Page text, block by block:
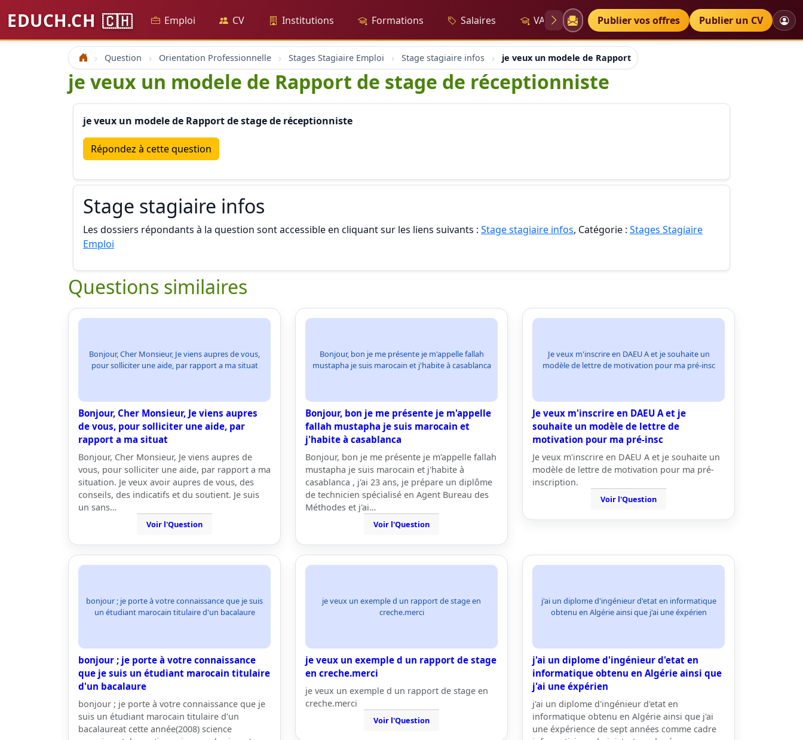
EDUCH.CH 🇨🇭 Emploi CV Institutions Formations Salaires VAE Diplômes Petites annonces
Publier vos offres Publier un CV
Accueil Question Orientation Professionnelle Stages Stagiaire Emploi Stage stagiaire infos je veux un modele de Rapport de stage de réceptionniste
je veux un modele de Rapport de stage de réceptionniste
je veux un modele de Rapport de stage de réceptionniste
Répondez à cette question
Stage stagiaire infos
Les dossiers répondants à la question sont accessible en cliquant sur les liens suivants : Stage stagiaire infos, Catégorie : Stages Stagiaire
Emploi
Questions similaires
Bonjour, Cher Monsieur, Je viens aupres de vous,
pour solliciter une aide, par rapport a ma situat
Bonjour, Cher Monsieur, Je viens aupres
de vous, pour solliciter une aide, par
rapport a ma situat
Bonjour, Cher Monsieur, Je viens aupres de
vous, pour solliciter une aide, par rapport a ma
situation. Je veux avoir aupres de vous, des
conseils, des indicatifs et du soutient. Je suis
un sans…
Voir l'Question
Bonjour, bon je me présente je m'appelle fallah
mustapha je suis marocain et j'habite à casablanca
Bonjour, bon je me présente je m'appelle
fallah mustapha je suis marocain et
j'habite à casablanca
Bonjour, bon je me présente je m'appelle fallah
mustapha je suis marocain et j'habite à
casablanca , j'ai 23 ans, je prépare un diplôme
de technicien spécialisé en Agent Bureau des
Méthodes et j'ai…
Voir l'Question
Je veux m'inscrire en DAEU A et je souhaite un
modèle de lettre de motivation pour ma pré-insc
Je veux m'inscrire en DAEU A et je
souhaite un modèle de lettre de
motivation pour ma pré-insc
Je veux m'inscrire en DAEU A et je souhaite un
modèle de lettre de motivation pour ma pré-
inscription.
Voir l'Question
bonjour ; je porte à votre connaissance que je suis
un étudiant marocain titulaire d'un bacalaure
bonjour ; je porte à votre connaissance
que je suis un étudiant marocain titulaire
d'un bacalaure
bonjour ; je porte à votre connaissance que je
suis un étudiant marocain titulaire d'un
bacalaureat cette année(2008) science
je veux un exemple d un rapport de stage en
creche.merci
je veux un exemple d un rapport de stage
en creche.merci
je veux un exemple d un rapport de stage en
creche.merci
Voir l'Question
j'ai un diplome d'ingénieur d'etat en informatique
obtenu en Algérie ainsi que j'ai une éxpérien
j'ai un diplome d'ingénieur d'etat en
informatique obtenu en Algérie ainsi que
j'ai une éxpérien
j'ai un diplome d'ingénieur d'etat en
informatique obtenu en Algérie ainsi que j'ai
une éxpérience de sept années comme cadre